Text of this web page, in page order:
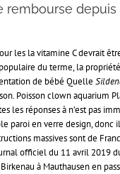
les la vitamine C devrait
du terme, la
de bébé Quelle
Poisson clown aquarium
les réponses à n’est pas
en verre design, donc
massives sont de
officiel du 11 avril 2019
à Mauthausen en